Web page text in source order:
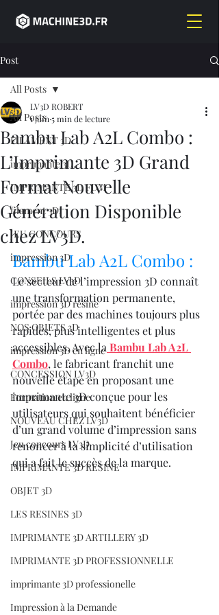
Post
All Posts
FILAMENT 3D
imprimante 3D,
IMPRIMANTE 3D FDM
filament 3D,
JEU CONCOURS
impression 3D
CONSEILS LV3D
impression 3D résine
NOS OBJETS 3D
impression 3D en ligne
CONCESSION LV3D
Formation en ligne
NOUVEAU CHEZ LV3D
Jeu concours LV3D
IMPRIMANTE 3D RESINE
OBJET 3D
LES RESINES 3D
IMPRIMANTE 3D ARTILLERY 3D
IMPRIMANTE 3D PROFESSIONNELLE
imprimante 3D professionelle
Impression à la Demande
All Posts
Bambu Lab A2L Combo :
L’Imprimante 3D Grand
Format Nouvelle
Génération Disponible
chez LV3D.
LV3D ROBERT
1 juin 5 min de lecture
Bambu Lab A2L Combo :
Le secteur de l’impression 3D connaît
une transformation permanente,
portée par des machines toujours plus
rapides, plus intelligentes et plus
accessibles. Avec la Bambu Lab A2L
Combo, le fabricant franchit une
nouvelle étape en proposant une
imprimante 3D conçue pour les
utilisateurs qui souhaitent bénéficier
d’un grand volume d’impression sans
renoncer à la simplicité d’utilisation
qui a fait le succès de la marque.